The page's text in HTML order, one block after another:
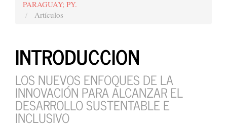
PARAGUAY; PY.
Artículos
INTRODUCCION
LOS NUEVOS ENFOQUES DE LA
INNOVACIÓN PARA ALCANZAR EL
DESARROLLO SUSTENTABLE E
INCLUSIVO